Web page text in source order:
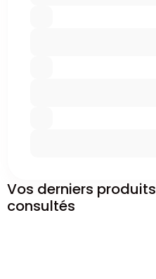
Vos derniers produits
consultés